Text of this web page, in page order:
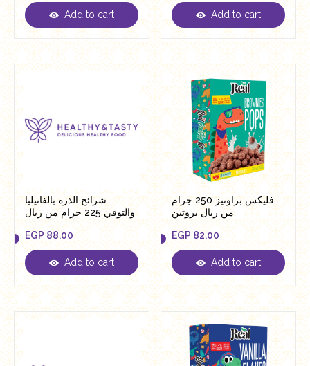
EGP 13.50Add to cart EGP 13.50Add to cart
شرائح الذرة بالفانيليا
والتوفي 225 جرام من ريال
EGP 88.00
EGP 88.00
Add to cart
فليكس براونيز 250 جرام
من ريال بروتين
EGP 82.00
EGP 82.00
Add to cart